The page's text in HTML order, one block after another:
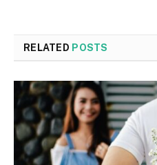
RELATED POSTS